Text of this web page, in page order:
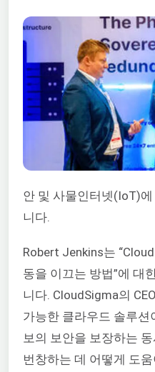
안 및 사물인터넷(IoT)
니다.
Robert Jenkins는
동을 이끄는 방법”에 대
니다. CloudSigma의
가능한 클라우드 솔루션
보의 보안을 보장하는
번창하는 데 어떻게 도